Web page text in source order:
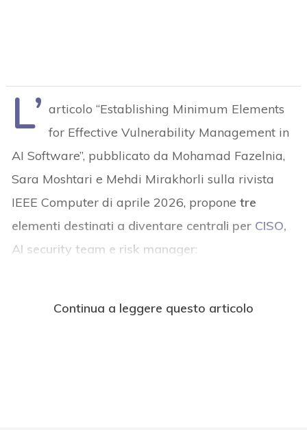
L’ articolo “Establishing Minimum Elements
for Effective Vulnerability Management in
AI Software”, pubblicato da Mohamad Fazelnia,
Sara Moshtari e Mehdi Mirakhorli sulla rivista
IEEE Computer di aprile 2026, proponetre
elementi destinati a diventare centrali per CISO,
AI security team e risk manager:
Continua a leggere questo articolo